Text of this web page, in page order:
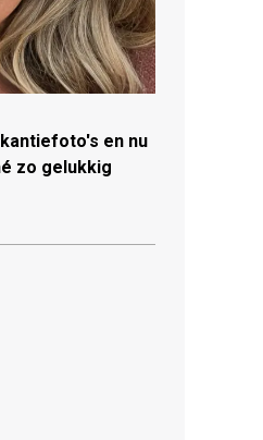
en nu
zo gelukkig